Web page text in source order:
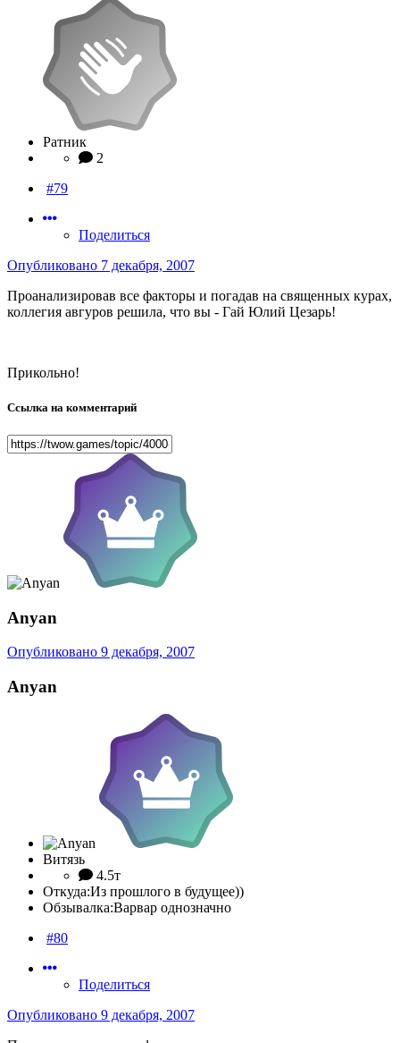
Ратник
2
#79
Поделиться
Опубликовано 7 декабря, 2007
Проанализировав все факторы и погадав на священных курах,
коллегия авгуров решила, что вы - Гай Юлий Цезарь!
Прикольно!
Ссылка на комментарий
Anyan
Опубликовано 9 декабря, 2007
Anyan
Витязь
4.5т
Откуда:Из прошлого в будущее))
Обзывалка:Варвар однозначно
#80
Поделиться
Опубликовано 9 декабря, 2007